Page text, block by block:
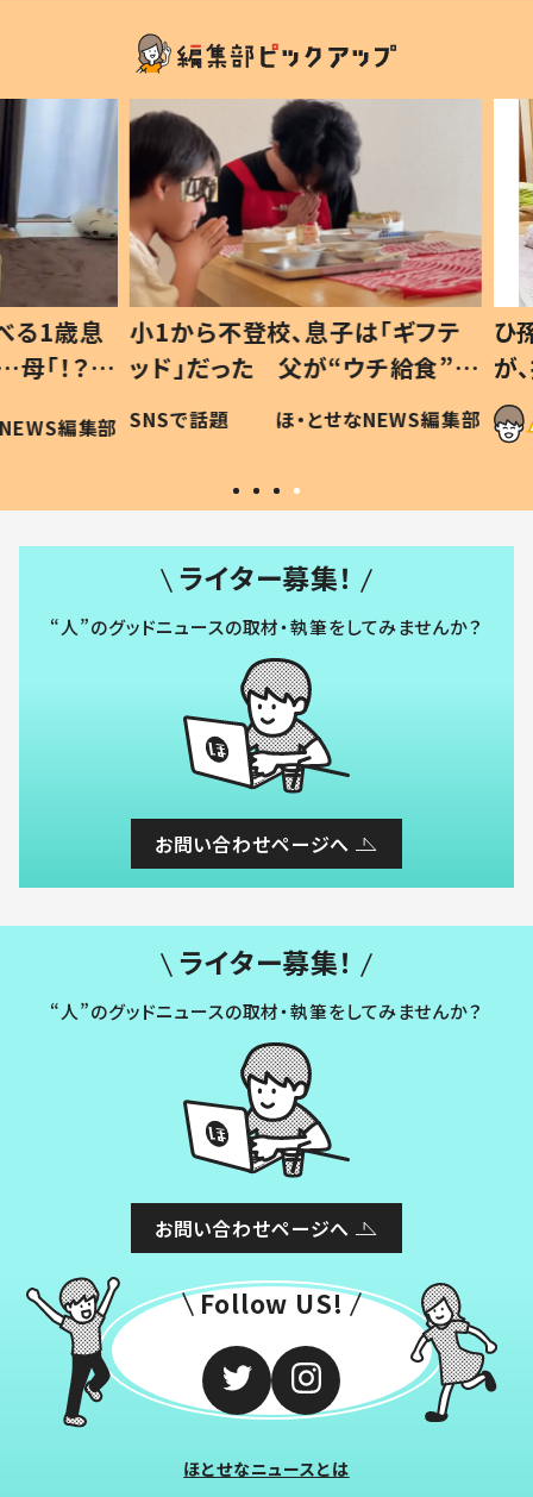
歳息
？」
編集部
小1から不登校、息子は「ギフテ
ッド」だった 父が“ウチ給食”を
作り続ける理由とは #令和の親
#令和の子
SNSで話題 ほ・とせなNEWS編集部
ひ孫
が、
「涙
い」
ライター募集！
“人”のグッドニュースの取材・執筆をしてみませんか？
お問い合わせページへ
ライター募集！
“人”のグッドニュースの取材・執筆をしてみませんか？
お問い合わせページへ
Follow US!
ほとせなニュースとは